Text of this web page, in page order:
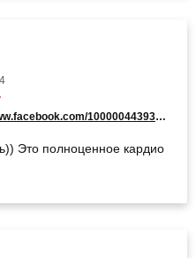
https://www.facebook.com/100000443931945
Это полноценное кардио